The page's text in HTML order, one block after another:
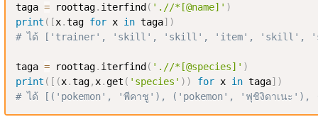
taga = roottag. iterfind ( './/*[@name]' )
print ( [x.tag for x in taga] )
# ได้ ['trainer', 'skill', 'skill', 'item', 'skill',
taga = roottag. iterfind ( './/*[@species]' )
print ( [ (x.tag, x.get ( 'species' ) ) for x in taga] )
# ได้ [('pokemon', 'พีคาชู'), ('pokemon', 'ฟุชิงิดาเนะ'),